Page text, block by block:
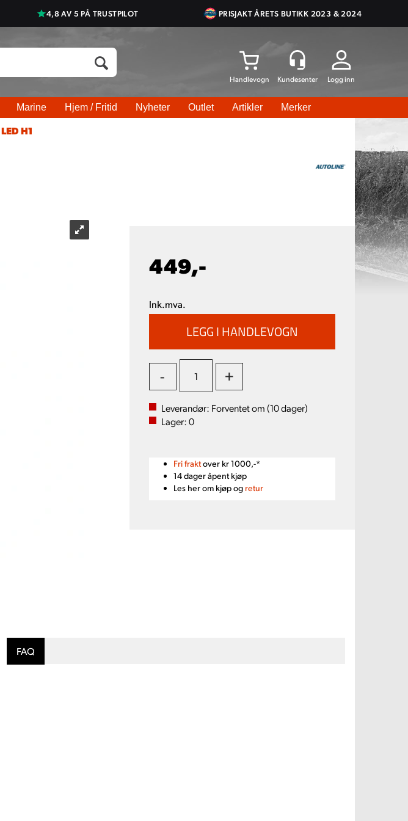
4,8 AV 5 PÅ TRUSTPILOT PRISJAKT ÅRETS BUTIKK 2023 & 2024
Logg inn
Marine Hjem / Fritid Nyheter Outlet Artikler Merker
H1
449,-
Ink.mva.
- +
Leverandør: Forventet om (10dager)
Lager:0
Fri fraktover kr 1000,-*
14 dager åpent kjøp
Les her om kjøp og retur
FAQ